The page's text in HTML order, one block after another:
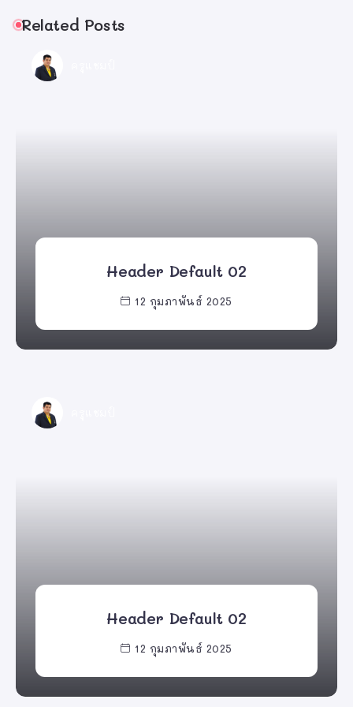
Related Posts
Header Default 02
12 กุมภาพันธ์ 2025
Header Default 02
12 กุมภาพันธ์ 2025